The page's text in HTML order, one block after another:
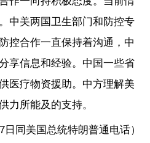
中美两国卫生部门和防控专
控合作一直保持着沟通，中
享信息和经验。中国一些省
医疗物资援助。中方理解美
力所能及的支持。
日同美国总统特朗普通电话）